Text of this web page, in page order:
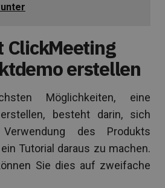
ClickMeeting
erstellen
Möglichkeiten, eine
besteht darin, sich
des Produkts
Tutorial daraus zu machen.
Sie dies auf zweifache